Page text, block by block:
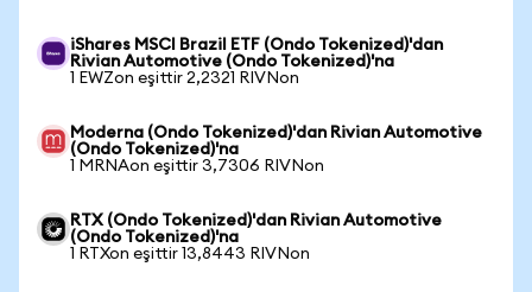
iShares MSCI Brazil ETF (Ondo Tokenized)'dan
Rivian Automotive (Ondo Tokenized)'na
1 EWZon eşittir 2,2321 RIVNon
Moderna (Ondo Tokenized)'dan Rivian Automotive
(Ondo Tokenized)'na
1 MRNAon eşittir 3,7306 RIVNon
RTX (Ondo Tokenized)'dan Rivian Automotive
(Ondo Tokenized)'na
1 RTXon eşittir 13,8443 RIVNon